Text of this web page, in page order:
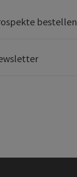
bestellen